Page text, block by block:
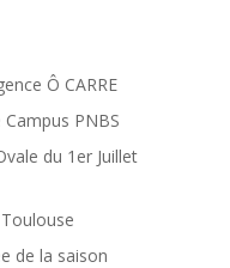
Ô CARRE
PNBS
du 1er Juillet
de la saison